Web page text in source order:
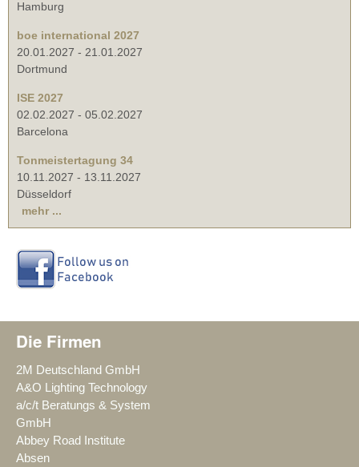
Hamburg
boe international 2027
20.01.2027 - 21.01.2027
Dortmund
ISE 2027
02.02.2027 - 05.02.2027
Barcelona
Tonmeistertagung 34
10.11.2027 - 13.11.2027
Düsseldorf
mehr ...
Die Firmen
2M Deutschland GmbH
A&O Lighting Technology
a/c/t Beratungs & System
GmbH
Abbey Road Institute
Absen